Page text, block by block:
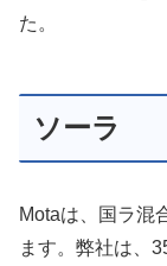
た。
ソーラ
Motaは、国ラ混
ます。弊社は、